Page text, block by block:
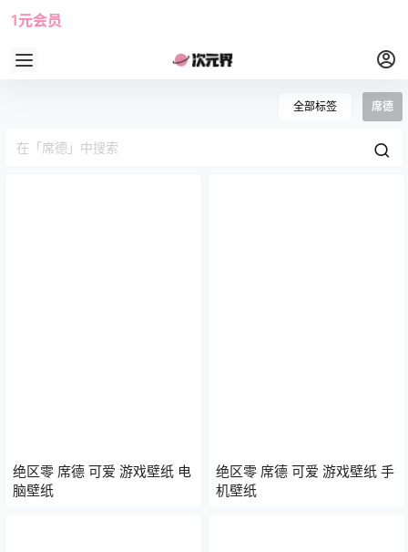
1元会员
全部标签 席德
绝区零 席德 可爱 游戏壁纸 电
脑壁纸
绝区零 席德 可爱 游戏壁纸 手
机壁纸